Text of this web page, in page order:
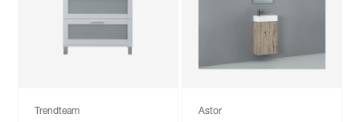
Trendteam Astor